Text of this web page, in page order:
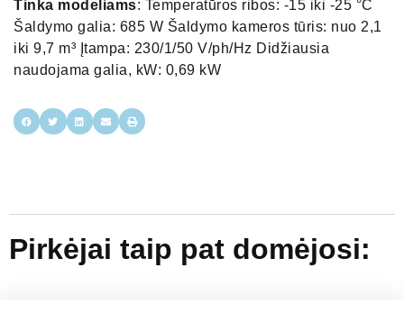
Tinka modeliams: Temperatūros ribos: -15 iki -25 °C
Šaldymo galia: 685 W Šaldymo kameros tūris: nuo 2,1
iki 9,7 m³ Įtampa: 230/1/50 V/ph/Hz Didžiausia
naudojama galia, kW: 0,69 kW
Pirkėjai taip pat domėjosi: